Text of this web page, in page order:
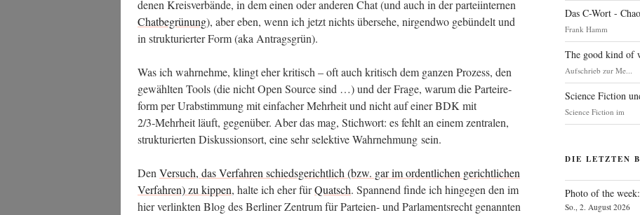
de­nen Kreis­ver­bän­de, in dem einen oder ande­ren Chat (und auch in der par­tei­in­ter­nen
Chat­be­grü­nung), aber eben, wenn ich jetzt nichts über­se­he, nir­gend­wo gebün­delt und
in struk­tu­rier­ter Form (aka Antragsgrün).
Was ich wahr­neh­me, klingt eher kri­tisch – oft auch kri­tisch dem gan­zen Pro­zess, den
gewähl­ten Tools (die nicht Open Source sind …) und der Fra­ge, war­um die Par­tei­re­
form per Urab­stim­mung mit ein­fa­cher Mehr­heit und nicht auf einer BDK mit
2/3‑Mehrheit läuft, gegen­über. Aber das mag, Stich­wort: es fehlt an einem zen­tra­len,
struk­tu­rier­ten Dis­kus­si­ons­ort, eine sehr selek­ti­ve Wahr­neh­mung sein.
Den Ver­such, das Ver­fah­ren schieds­ge­richt­lich (bzw. gar im ordent­li­chen gericht­li­chen
Ver­fah­ren) zu kip­pen, hal­te ich eher fürQuatsch. Span­nend fin­de ich hin­ge­gen den im
hier ver­link­ten Blog des Ber­li­ner Zen­trum für Par­tei­en- und Par­la­ments­recht genann­ten
Das C-Wort -
Frank Hamm
The good kind of
Aufschrieb zur Me...
Science Fiction
Science Fiction im
DIE LETZTEN
Photo of the
So., 2. August 2026